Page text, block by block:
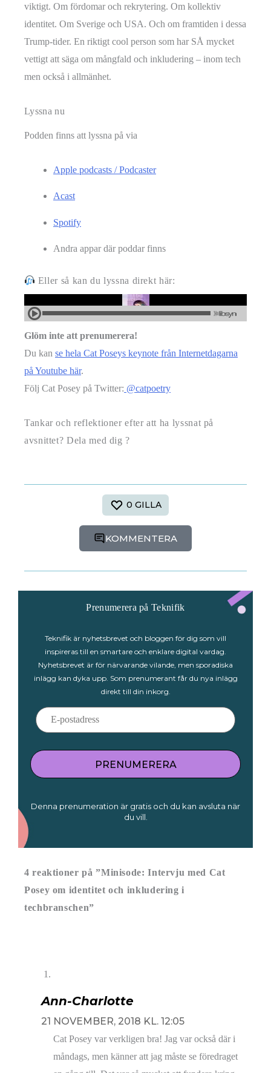
viktigt. Om fördomar och rekrytering. Om kollektiv
identitet. Om Sverige och USA. Och om framtiden i dessa
Trump-tider. En riktigt cool person som har SÅ mycket
vettigt att säga om mångfald och inkludering – inom tech
men också i allmänhet.
Lyssna nu
Podden finns att lyssna på via
Apple podcasts / Podcaster
Acast
Spotify
Andra appar där poddar finns
Eller så kan du lyssna direkt här:
Glöm inte att prenumerera!
Du kan se hela Cat Poseys keynote från Internetdagarna
på Youtube här.
Följ Cat Posey på Twitter: @catpoetry
Tankar och reflektioner efter att ha lyssnat på
avsnittet? Dela med dig ?
0 GILLA
KOMMENTERA
Prenumerera på Teknifik
Teknifik är nyhetsbrevet och bloggen för dig som vill
inspireras till en smartare och enklare digital vardag.
Nyhetsbrevet är för närvarande vilande, men sporadiska
inlägg kan dyka upp. Som prenumerant får du nya inlägg
direkt till din inkorg.
PRENUMERERA
Denna prenumeration är gratis och du kan avsluta när
du vill.
4 reaktioner på ”Minisode: Intervju med Cat
Posey om identitet och inkludering i
techbranschen”
Ann-Charlotte
21 NOVEMBER, 2018 KL. 12:05
Cat Posey var verkligen bra! Jag var också där i
måndags, men känner att jag måste se föredraget